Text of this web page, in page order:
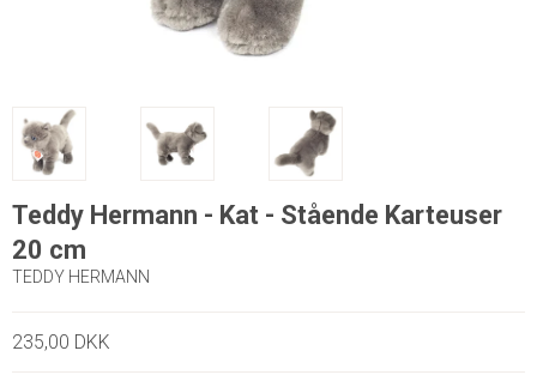
Teddy Hermann - Kat - Stående Karteuser
20 cm
TEDDY HERMANN
235,00 DKK